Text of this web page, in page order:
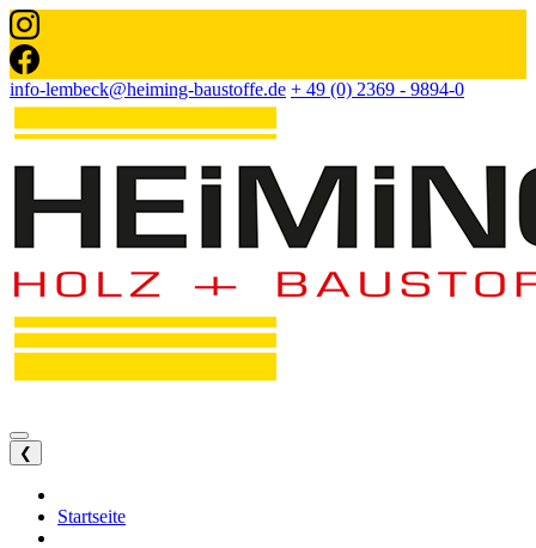
info-lembeck@heiming-baustoffe.de + 49 (0) 2369 - 9894-0
❮
Startseite